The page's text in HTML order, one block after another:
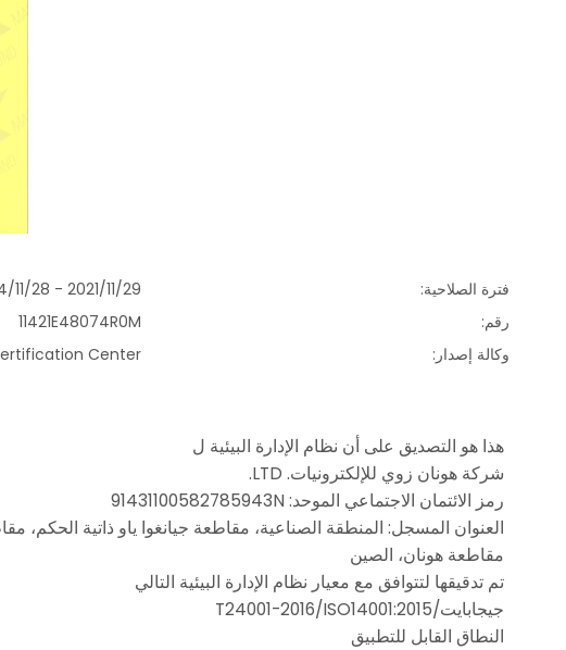
فترة الصلاحية:
2021/11/29 - 2024/11/28
رقم:
11421E48074R0M
وكالة إصدار:
Center
هذا هو التصديق على أن نظام الإدارة البيئية ل
شركة هونان زوي للإلكترونيات. LTD.
رمز الائتمان الاجتماعي الموحد: 91431100582785943N
مقاطعة هونان، الصين
تم تدقيقها لتتوافق مع معيار نظام الإدارة البيئية التالي
جيجابايت/T24001-2016/ISO14001:2015
النطاق القابل للتطبيق